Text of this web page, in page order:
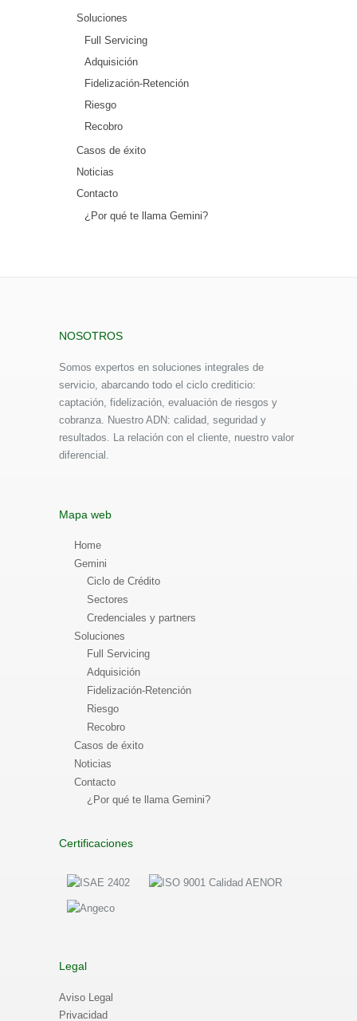
Soluciones
Full Servicing
Adquisición
Fidelización-Retención
Riesgo
Recobro
Casos de éxito
Noticias
Contacto
¿Por qué te llama Gemini?
NOSOTROS
Somos expertos en soluciones integrales de
servicio, abarcando todo el ciclo crediticio:
captación, fidelización, evaluación de riesgos y
cobranza. Nuestro ADN: calidad, seguridad y
resultados. La relación con el cliente, nuestro valor
diferencial.
Mapa web
Home
Gemini
Ciclo de Crédito
Sectores
Credenciales y partners
Soluciones
Full Servicing
Adquisición
Fidelización-Retención
Riesgo
Recobro
Casos de éxito
Noticias
Contacto
¿Por qué te llama Gemini?
Certificaciones
Legal
Aviso Legal
Privacidad